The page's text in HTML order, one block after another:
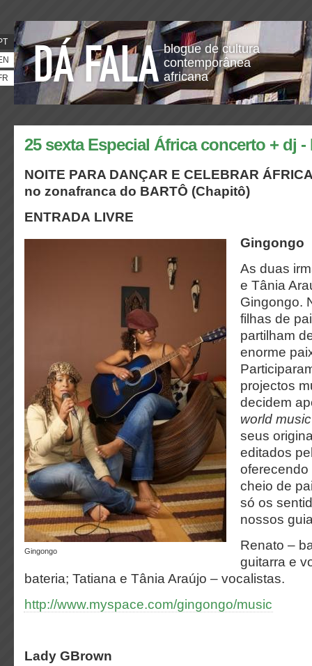
blogue de cultura
contemporânea
africana
25 sexta Especial África concerto + dj -
NOITE PARA DANÇAR E CELEBRAR
no zonafranca do BARTÔ (Chapitô)
ENTRADA LIVRE
Gingongo
Gingongo
As duas
e Tânia
Gingongo.
filhas de
partilham
enorme
projectos
decidem
world music
seus
editados
cheio de
só os
nossos
Renato –
guitarra e
bateria; Tatiana e Tânia Araújo – vocalistas.
http://www.myspace.com/gingongo/music
Lady GBrown